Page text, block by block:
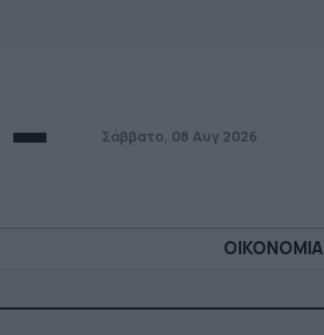
Σάββατο, 08 Αυγ 2026
ΟΙΚΟΝΟΜΙΑ